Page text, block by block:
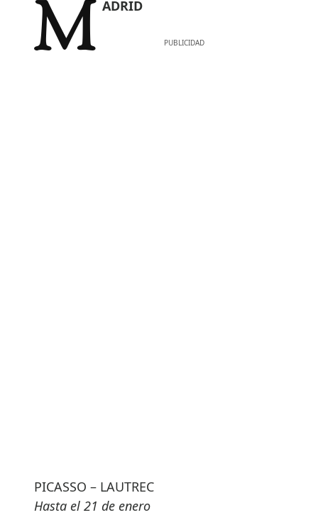
MADRID
PICASSO – LAUTREC
Hasta el 21 de enero